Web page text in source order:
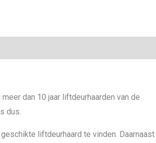
dan 10 jaar liftdeurhaarden van de
dus.
liftdeurhaard te vinden. Daarnaast